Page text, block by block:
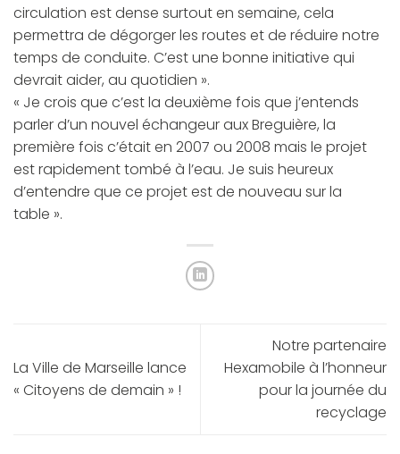
circulation est dense surtout en semaine, cela
permettra de dégorger les routes et de réduire notre
temps de conduite. C’est une bonne initiative qui
devrait aider, au quotidien ».
« Je crois que c’est la deuxième fois que j’entends
parler d’un nouvel échangeur aux Breguière, la
première fois c’était en 2007 ou 2008 mais le projet
est rapidement tombé à l’eau. Je suis heureux
d’entendre que ce projet est de nouveau sur la
table ».
La Ville de Marseille lance
« Citoyens de demain » !
Notre partenaire
Hexamobile à l’honneur
pour la journée du
recyclage